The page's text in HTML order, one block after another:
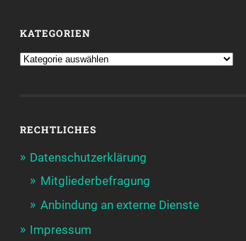
KATEGORIEN
RECHTLICHES
Datenschutzerklärung
Mitgliederbefragung
Anbindung an externe Dienste
Impressum